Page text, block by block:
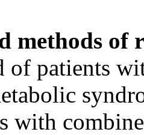
methods of
of patients
with